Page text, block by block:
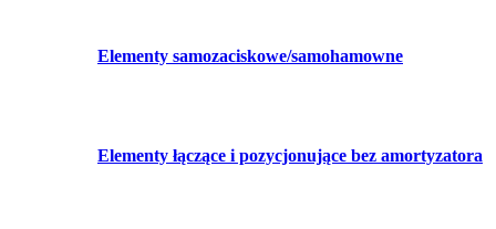
Elementy samozaciskowe/samohamowne
Elementy łączące i pozycjonujące bez amortyzatora